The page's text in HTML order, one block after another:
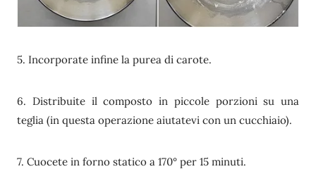
5. Incorporate infine la purea di carote.
6. Distribuite il composto in piccole porzioni su una
teglia (in questa operazione aiutatevi con un cucchiaio).
7. Cuocete in forno statico a 170° per 15 minuti.